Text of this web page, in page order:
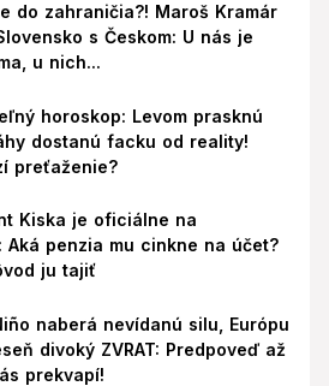
do zahraničia?! Maroš Kramár
s Českom: U nás je
u nich...
horoskop: Levom prasknú
dostanú facku od reality!
preťaženie?
Kiska je oficiálne na
Aká penzia mu cinkne na účet?
ju tajiť
naberá nevídanú silu, Európu
divoký ZVRAT: Predpoveď až
prekvapí!